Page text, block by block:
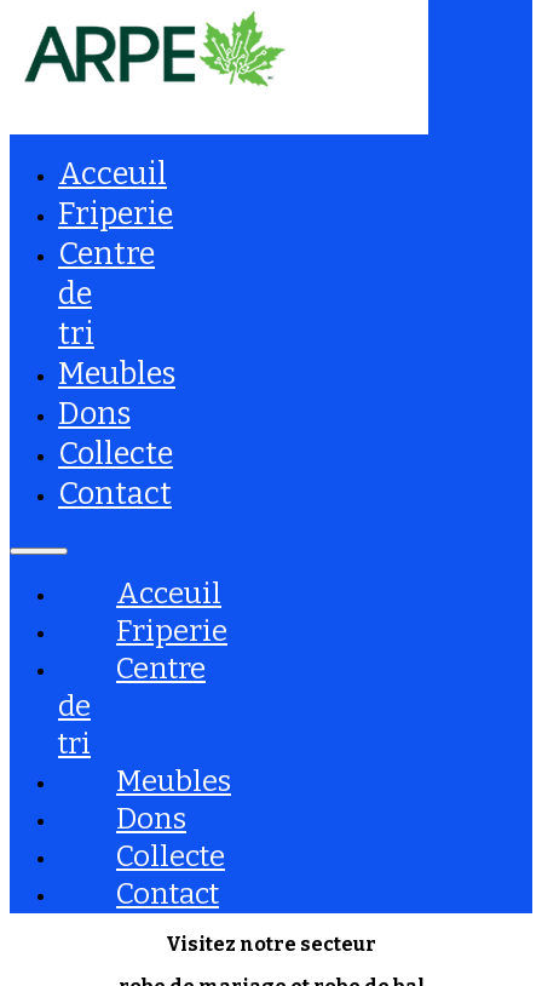
Acceuil
Friperie
Centre
de
tri
Meubles
Dons
Collecte
Contact
Acceuil
Friperie
Centre
de
tri
Meubles
Dons
Collecte
Contact
Visitez notre secteur